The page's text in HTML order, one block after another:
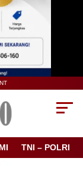
TNI – POLRI